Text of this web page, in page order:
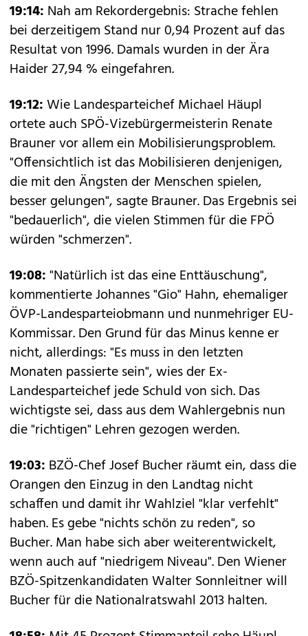
19:14: Nah am Rekordergebnis: Strache fehlen
bei derzeitigem Stand nur 0,94 Prozent auf das
Resultat von 1996. Damals wurden in der Ära
Haider 27,94 % eingefahren.
19:12:Wie Landesparteichef Michael Häupl
ortete auch SPÖ-Vizebürgermeisterin Renate
Brauner vor allem ein Mobilisierungsproblem.
"Offensichtlich ist das Mobilisieren denjenigen,
die mit den Ängsten der Menschen spielen,
besser gelungen", sagte Brauner. Das Ergebnis sei
"bedauerlich", die vielen Stimmen für die FPÖ
würden "schmerzen".
19:08:"Natürlich ist das eine Enttäuschung",
kommentierte Johannes "Gio" Hahn, ehemaliger
ÖVP-Landesparteiobmann und nunmehriger EU-
Kommissar. Den Grund für das Minus kenne er
nicht, allerdings: "Es muss in den letzten
Monaten passierte sein", wies der Ex-
Landesparteichef jede Schuld von sich. Das
wichtigste sei, dass aus dem Wahlergebnis nun
die "richtigen" Lehren gezogen werden.
19:03: BZÖ-Chef Josef Bucher räumt ein, dass die
Orangen den Einzug in den Landtag nicht
schaffen und damit ihr Wahlziel "klar verfehlt"
haben. Es gebe "nichts schön zu reden", so
Bucher. Man habe sich aber weiterentwickelt,
wenn auch auf "niedrigem Niveau". Den Wiener
BZÖ-Spitzenkandidaten Walter Sonnleitner will
Bucher für die Nationalratswahl 2013 halten.